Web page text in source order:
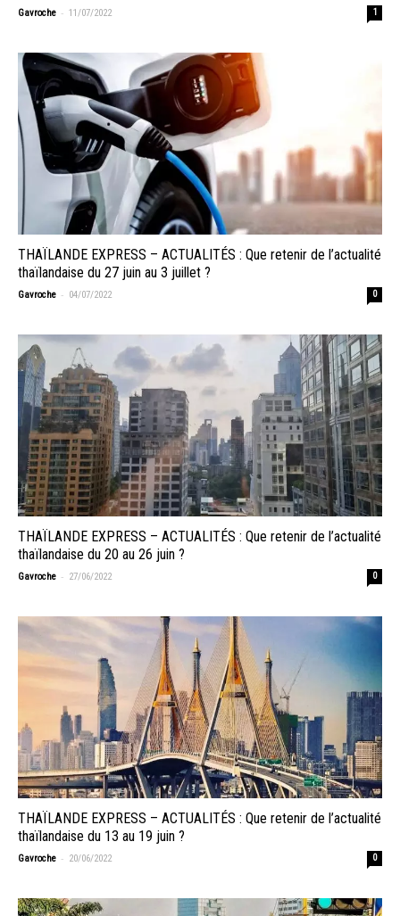
Gavroche - 11/07/2022 1
THAÏLANDE EXPRESS – ACTUALITÉS : Que retenir de l’actualité
thaïlandaise du 27 juin au 3 juillet ?
Gavroche - 04/07/2022 0
THAÏLANDE EXPRESS – ACTUALITÉS : Que retenir de l’actualité
thaïlandaise du 20 au 26 juin ?
Gavroche - 27/06/2022 0
THAÏLANDE EXPRESS – ACTUALITÉS : Que retenir de l’actualité
thaïlandaise du 13 au 19 juin ?
Gavroche - 20/06/2022 0